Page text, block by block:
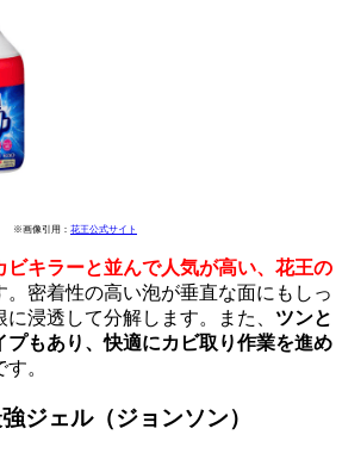
※画像引用： 花王公式サイト
ビキラーと並んで人気が高い、花王の
。密着性の高い泡が垂直な面にもしっ
浸透して分解します。また、 ツンと
プもあり、快適にカビ取り作業を進め
す。
ジェル（ジョンソン）